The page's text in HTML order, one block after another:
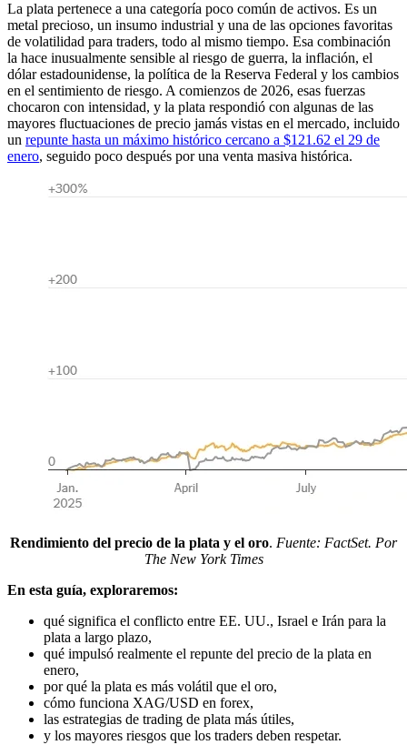
La plata pertenece a una categoría poco común de activos. Es un
metal precioso, un insumo industrial y una de las opciones favoritas
de volatilidad para traders, todo al mismo tiempo. Esa combinación
la hace inusualmente sensible al riesgo de guerra, la inflación, el
dólar estadounidense, la política de la Reserva Federal y los cambios
en el sentimiento de riesgo. A comienzos de 2026, esas fuerzas
chocaron con intensidad, y la plata respondió con algunas de las
mayores fluctuaciones de precio jamás vistas en el mercado, incluido
un repunte hasta un máximo histórico cercano a $121.62 el 29 de
enero, seguido poco después por una venta masiva histórica.
Rendimiento del precio de la plata y el oro. Fuente: FactSet. Por
The New York Times
En esta guía, exploraremos:
qué significa el conflicto entre EE. UU., Israel e Irán para la
plata a largo plazo,
qué impulsó realmente el repunte del precio de la plata en
enero,
por qué la plata es más volátil que el oro,
cómo funciona XAG/USD en forex,
las estrategias de trading de plata más útiles,
y los mayores riesgos que los traders deben respetar.